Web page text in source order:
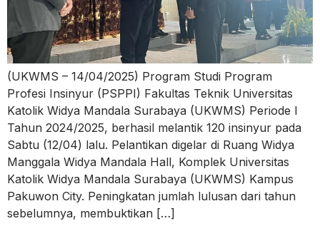
(UKWMS – 14/04/2025) Program Studi Program
Profesi Insinyur (PSPPI) Fakultas Teknik Universitas
Katolik Widya Mandala Surabaya (UKWMS) Periode I
Tahun 2024/2025, berhasil melantik 120 insinyur pada
Sabtu (12/04) lalu. Pelantikan digelar di Ruang Widya
Manggala Widya Mandala Hall, Komplek Universitas
Katolik Widya Mandala Surabaya (UKWMS) Kampus
Pakuwon City. Peningkatan jumlah lulusan dari tahun
sebelumnya, membuktikan […]